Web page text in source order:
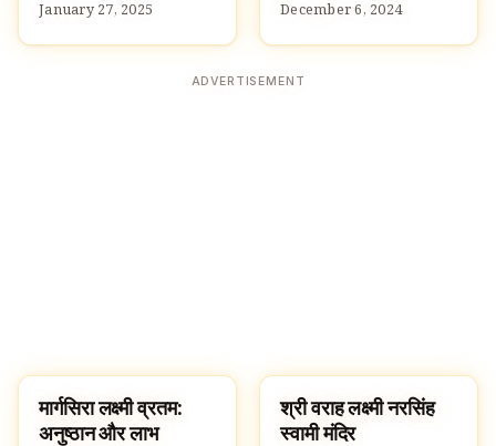
January 27, 2025 December 6, 2024
ADVERTISEMENT
HINDUISM
मार्गसिरा लक्ष्मी व्रतम:
अनुष्ठान और लाभ
TEMPLES
श्री वराह लक्ष्मी नरसिंह
स्वामी मंदिर